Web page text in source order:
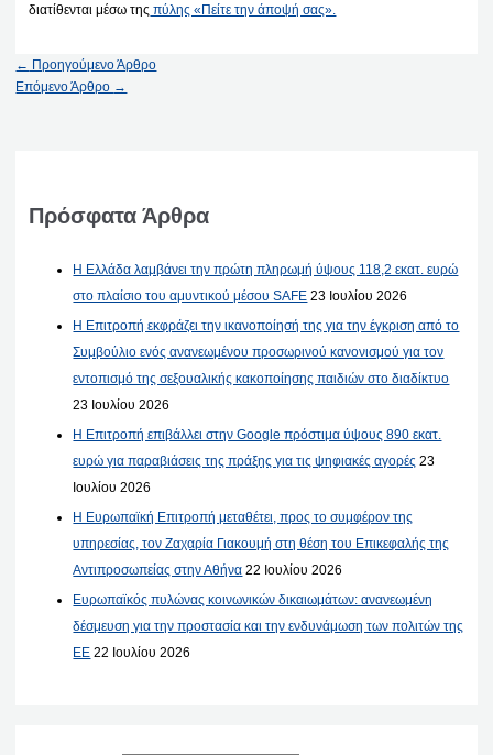
διατίθενται μέσω της πύλης «Πείτε την άποψή σας».
← Προηγούμενο Άρθρο
Επόμενο Άρθρο →
Πρόσφατα Άρθρα
Η Ελλάδα λαμβάνει την πρώτη πληρωμή ύψους 118,2 εκατ. ευρώ
στο πλαίσιο του αμυντικού μέσου SAFE 23 Ιουλίου 2026
Η Επιτροπή εκφράζει την ικανοποίησή της για την έγκριση από το
Συμβούλιο ενός ανανεωμένου προσωρινού κανονισμού για τον
εντοπισμό της σεξουαλικής κακοποίησης παιδιών στο διαδίκτυο
23 Ιουλίου 2026
Η Επιτροπή επιβάλλει στην Google πρόστιμα ύψους 890 εκατ.
ευρώ για παραβιάσεις της πράξης για τις ψηφιακές αγορές 23
Ιουλίου 2026
Η Ευρωπαϊκή Επιτροπή μεταθέτει, προς το συμφέρον της
υπηρεσίας, τον Ζαχαρία Γιακουμή στη θέση του Επικεφαλής της
Αντιπροσωπείας στην Αθήνα 22 Ιουλίου 2026
Ευρωπαϊκός πυλώνας κοινωνικών δικαιωμάτων: ανανεωμένη
δέσμευση για την προστασία και την ενδυνάμωση των πολιτών της
ΕΕ 22 Ιουλίου 2026